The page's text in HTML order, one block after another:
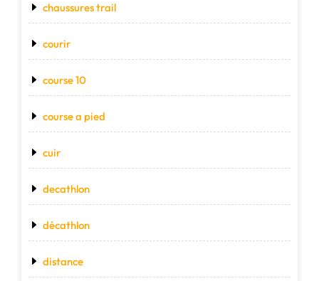
chaussures trail
courir
course 10
course a pied
cuir
decathlon
décathlon
distance